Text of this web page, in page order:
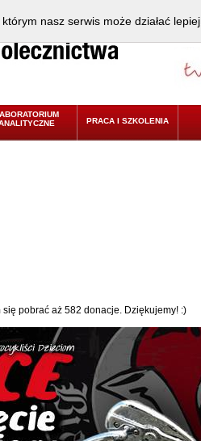
PRACA I SZKOLENIA
pobrać aż 582 donacje. Dziękujemy! :)
nasz serwis może działać lepiej.